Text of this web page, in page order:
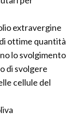
extravergine
ottime quantità
lo svolgimento
di svolgere
cellule del